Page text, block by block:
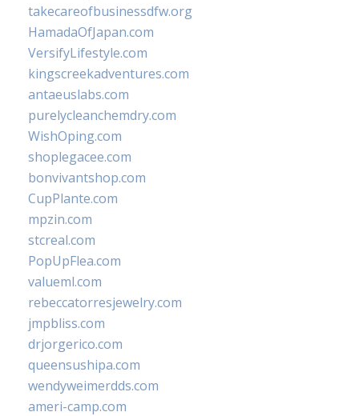
takecareofbusinessdfw.org
HamadaOfJapan.com
VersifyLifestyle.com
kingscreekadventures.com
antaeuslabs.com
purelycleanchemdry.com
WishOping.com
shoplegacee.com
bonvivantshop.com
CupPlante.com
mpzin.com
stcreal.com
PopUpFlea.com
valueml.com
rebeccatorresjewelry.com
jmpbliss.com
drjorgerico.com
queensushipa.com
wendyweimerdds.com
ameri-camp.com